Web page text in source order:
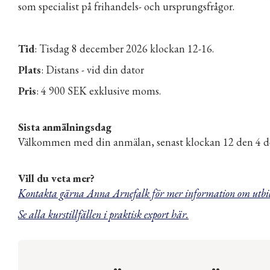
som specialist på frihandels- och ursprungsfrågor.
Tid: Tisdag 8 december 2026 klockan 12-16.
Plats: Distans - vid din dator
Pris: 4 900 SEK exklusive moms.
Sista anmälningsdag
Välkommen med din anmälan, senast klockan 12 den 4
Vill du veta mer?
Kontakta gärna Anna Arnefalk för mer information om
Se alla kurstillfällen i praktisk export här.